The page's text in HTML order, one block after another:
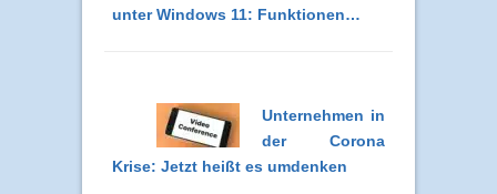
unter Windows 11: Funktionen…
Unternehmen in
der Corona
Krise: Jetzt heißt es umdenken